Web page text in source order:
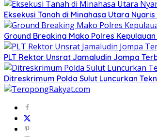
Eksekusi Tanah di Minahasa Utara
Ground Breaking Mako Polres
​PLT Rektor Unsrat Jamaludin Jompa
Ditreskrimum Polda Sulut Luncurkan